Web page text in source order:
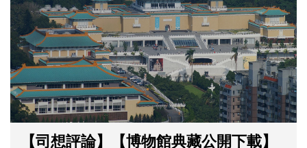
【司想評論】【博物館典藏公開下載】